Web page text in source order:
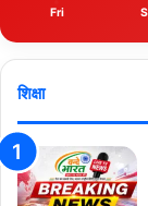
Fri
शिक्षा